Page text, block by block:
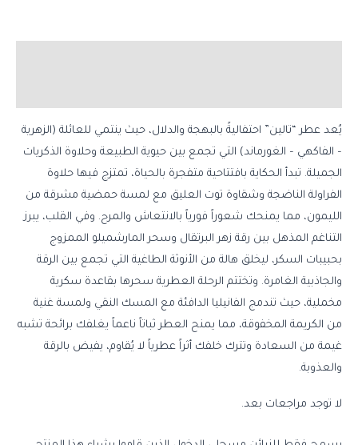
يُعد عطر “تالين” احتفاليةً بالبهجة والدلال، حيث ينتمي للعائلة (الزهرية
– الفاكهي – الغورماند) التي تجمع بين حيوية الطبيعة وحلاوة الذكريات
الجميلة. تبدأ الحكاية بافتتاحية متفجرة بالحياة، تمتزج فيها حلاوة
الفراولة الناضجة وشقاوة توت العليق مع لمسة حمضية مشرقة من
الليمون، مما يمنحك شعوراً فورياً بالانتعاش والمرح. وفي القلب، يبرز
التناغم المذهل بين رقة زهر البرتقال وسحر المارشميلو الممزوج
بحبيبات السكر، ليخلق هالة من الأنوثة الطاغية التي تجمع بين الرقة
والجاذبية الغامرة. وتختتم الرحلة العطرية سحرها بقاعدة سكرية
مخملية، حيث تندمج الفانيليا الدافئة مع المسك النقي ولمسة غنية
من الكريمة المخفوقة، مما يمنح العطر ثباتاً ناعماً يغلفك برائحة تشبه
غيمة من السعادة وتترك خلفك أثراً عطرياً لا يُقاوم، يفيض بالرقة
والعذوبة.
لا توجد مراجعات بعد.